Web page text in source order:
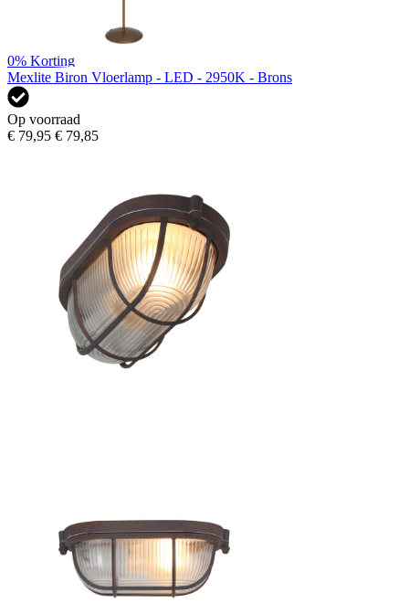
0% Korting
Mexlite Biron Vloerlamp - LED - 2950K - Brons
Op voorraad
€ 79,95 € 79,85